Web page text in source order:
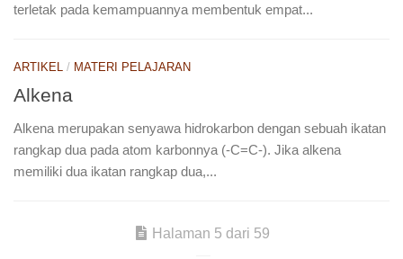
terletak pada kemampuannya membentuk empat...
ARTIKEL / MATERI PELAJARAN
Alkena
Alkena merupakan senyawa hidrokarbon dengan sebuah ikatan
rangkap dua pada atom karbonnya (-C=C-). Jika alkena
memiliki dua ikatan rangkap dua,...
Halaman 5 dari 59